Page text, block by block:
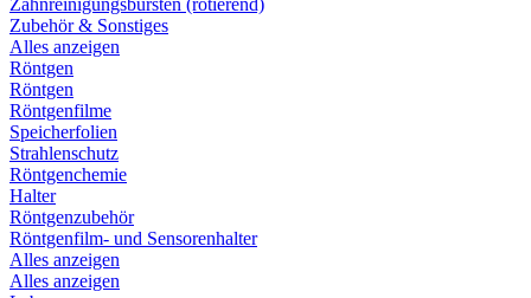
Zahnreinigungsbürsten (rotierend)
Zubehör & Sonstiges
Alles anzeigen
Röntgen
Röntgen
Röntgenfilme
Speicherfolien
Strahlenschutz
Röntgenchemie
Halter
Röntgenzubehör
Röntgenfilm- und Sensorenhalter
Alles anzeigen
Alles anzeigen